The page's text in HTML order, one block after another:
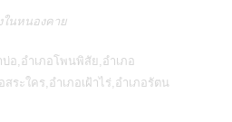
ในหนองคาย
อ,อำเภอโพนพิสัย,อำเภอ
ระใคร,อำเภอเฝ้าไร่,อำเภอรัตน